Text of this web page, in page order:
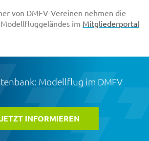
von DMFV-Vereinen nehmen die
im Mitgliederportal
Modellflug im DMFV
JETZT INFORMIEREN